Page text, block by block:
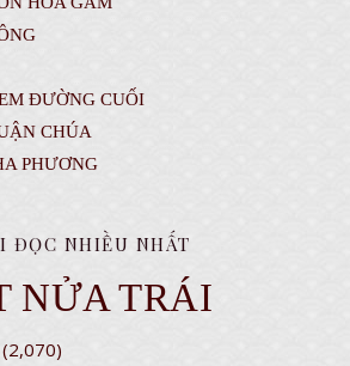
ĐƯỜNG CUỐI
CHÚA
PHƯƠNG
ĐỌC NHIỀU NHẤT
NỬA TRÁI
(2,070)